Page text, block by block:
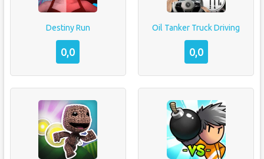
Destiny Run
0,0
Oil Tanker Truck Driving
0,0